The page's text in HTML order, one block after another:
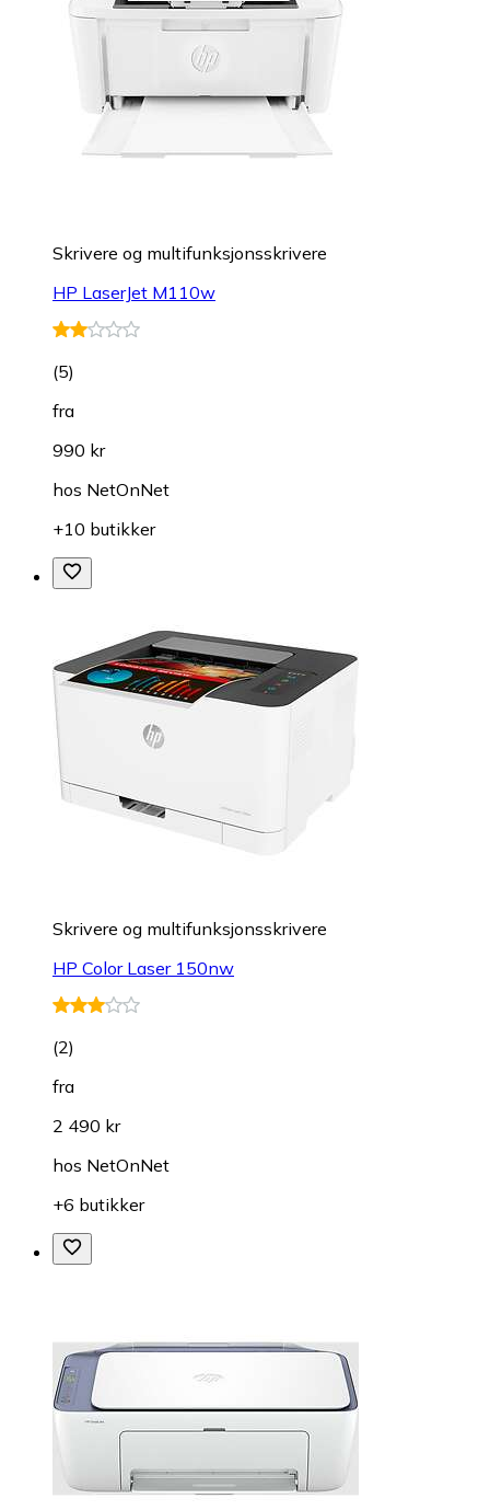
Skrivere og multifunksjonsskrivere
HP LaserJet M110w
(5)
fra
990 kr
hos NetOnNet
+10 butikker
Skrivere og multifunksjonsskrivere
HP Color Laser 150nw
(2)
fra
2 490 kr
hos NetOnNet
+6 butikker